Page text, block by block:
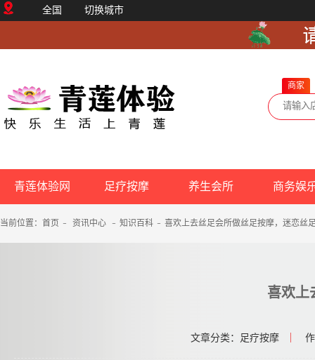
全国 切换城市
商家
青莲体验网 足疗按摩 养生会所 商务娱
当前位置： 首页 - 资讯中心 - 知识百科 - 喜欢上去丝足会所做丝足按摩，迷恋丝
喜欢上
文章分类：足疗按摩